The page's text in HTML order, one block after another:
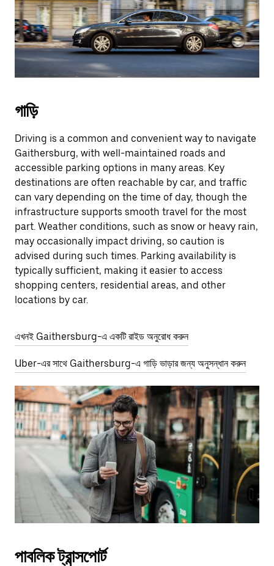
গাড়ি
Driving is a common and convenient way to navigate
Gaithersburg, with well-maintained roads and
accessible parking options in many areas. Key
destinations are often reachable by car, and traffic
can vary depending on the time of day, though the
infrastructure supports smooth travel for the most
part. Weather conditions, such as snow or heavy rain,
may occasionally impact driving, so caution is
advised during such times. Parking availability is
typically sufficient, making it easier to access
shopping centers, residential areas, and other
locations by car.
এখনই Gaithersburg-এ একটি রাইড অনুরোধ করুন
Uber-এর সাথে Gaithersburg-এ গাড়ি ভাড়ার জন্য অনুসন্ধান করুন
পাবলিক ট্রান্সপোর্ট